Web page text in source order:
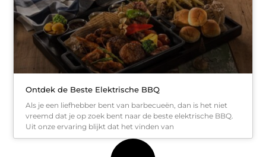
Ontdek de Beste Elektrische BBQ
Als je een liefhebber bent van barbecueën, dan is het niet
vreemd dat je op zoek bent naar de beste elektrische BBQ.
Uit onze ervaring blijkt dat het vinden van